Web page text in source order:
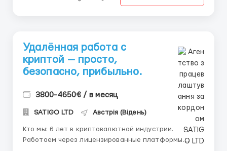
Удалённая работа с
криптой — просто,
безопасно, прибыльно.
3800-4650€ / в месяц
SATIGO LTD Австрія (Відень)
Кто мы: 6 лет в криптовалютной индустрии.
Работаем через лицензированные платформы